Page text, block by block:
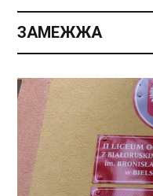
ЗАМЕЖЖА